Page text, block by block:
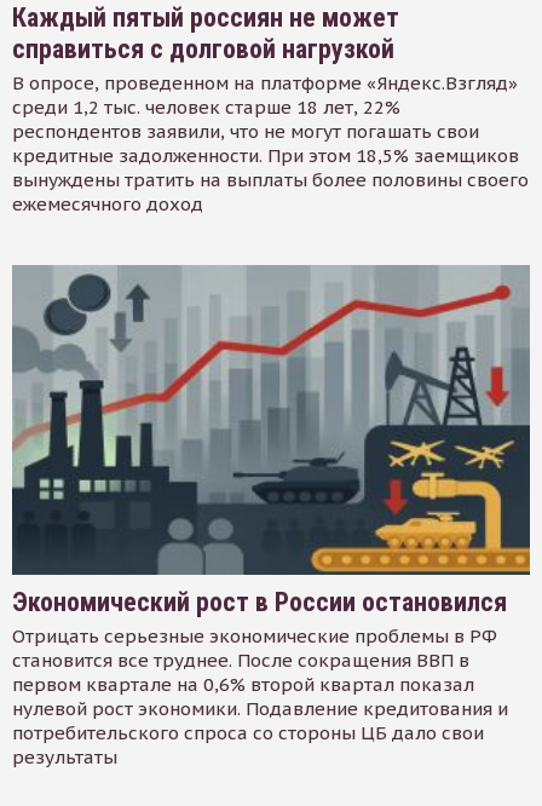
Каждый пятый россиян не может
справиться с долговой нагрузкой
В опросе, проведенном на платформе «Яндекс.Взгляд»
среди 1,2 тыс. человек старше 18 лет, 22%
респондентов заявили, что не могут погашать свои
кредитные задолженности. При этом 18,5% заемщиков
вынуждены тратить на выплаты более половины своего
ежемесячного доход
Экономический рост в России остановился
Отрицать серьезные экономические проблемы в РФ
становится все труднее. После сокращения ВВП в
первом квартале на 0,6% второй квартал показал
нулевой рост экономики. Подавление кредитования и
потребительского спроса со стороны ЦБ дало свои
результаты